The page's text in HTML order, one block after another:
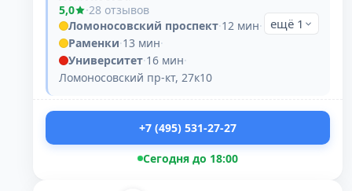
5,0
·28 отзывов
Ломоносовский проспект·12 мин·
Раменки·13 мин·
Университет·16 мин·
Ломоносовский пр-кт, 27к10
ещё 1
+7 (495) 531-27-27
Сегодня до 18:00